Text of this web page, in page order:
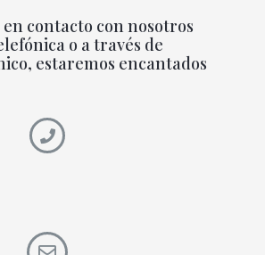
contacto con nosotros
o a través de
estaremos encantados